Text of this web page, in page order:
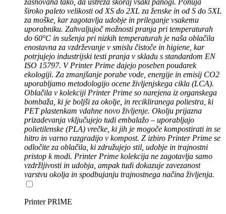
zasnovana tako, da ustreza skoraj vsaki panogi. Ponuja
široko paleto velikosti od XS do 2XL za ženske in od S do 5XL
za moške, kar zagotavlja udobje in prileganje vsakemu
uporabniku. Zahvaljujoč možnosti pranja pri temperaturah
do 60°C in sušenja pri nizkih temperaturah je naša oblačila
enostavna za vzdrževanje v smislu čistoče in higiene, kar
potrjujejo industrijski testi pranja v skladu s standardom EN
ISO 15797. V Printer Prime dajejo poseben poudarek
ekologiji. Za zmanjšanje porabe vode, energije in emisij CO2
uporabljamo metodologijo ocene življenjskega cikla (LCA).
Oblačila v kolekciji Printer Prime so narejena iz organskega
bombaža, ki je boljši za okolje, in recikliranega poliestra, ki
PET plastenkam vdahne novo življenje. Okolju prijazna
prizadevanja vključujejo tudi embalažo – uporabljajo
polietilenske (PLA) vrečke, ki jih je mogoče kompostirati in se
hitro in varno razgradijo v kompost. Z izbiro Printer Prime se
odločite za oblačila, ki združujejo stil, udobje in trajnostni
pristop k modi. Printer Prime kolekcija ne zagotavlja samo
vzdržljivosti in udobja, ampak tudi dokazuje zavezanost
varstvu okolja in spodbujanju trajnostnega načina življenja.
Printer PRIME